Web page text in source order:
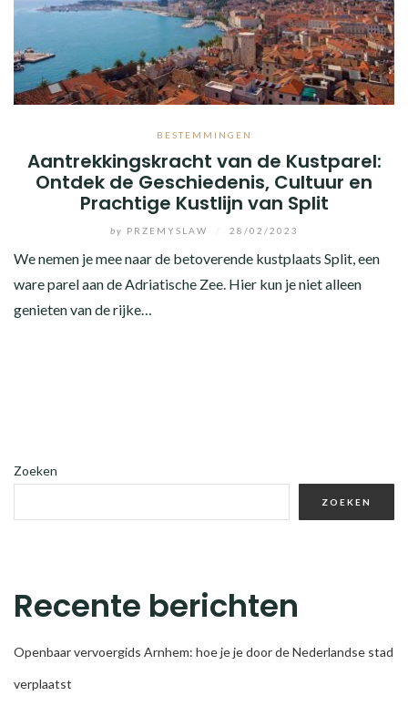
BESTEMMINGEN
Aantrekkingskracht van de Kustparel:
Ontdek de Geschiedenis, Cultuur en
Prachtige Kustlijn van Split
by PRZEMYSLAW 28/02/2023
We nemen je mee naar de betoverende kustplaats Split, een
ware parel aan de Adriatische Zee. Hier kun je niet alleen
genieten van de rijke…
Zoeken
ZOEKEN
Recente berichten
Openbaar vervoergids Arnhem: hoe je je door de Nederlandse stad
verplaatst